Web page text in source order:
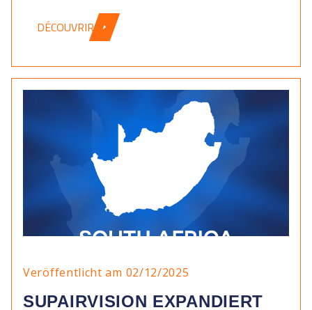
DÉCOUVRIR
Veröffentlicht am 02/12/2025
SUPAIRVISION EXPANDIERT